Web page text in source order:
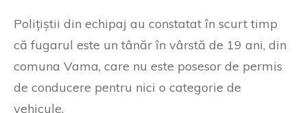
Polițiștii din echipaj au constatat în scurt timp
că fugarul este un tânăr în vârstă de 19 ani, din
comuna Vama, care nu este posesor de permis
de conducere pentru nici o categorie de
vehicule.